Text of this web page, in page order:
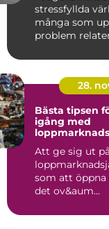
stressfyllda
många som
problem
28.
Bästa tipsen
igång med
Att ge sig ut på
som att
det ov&aum...